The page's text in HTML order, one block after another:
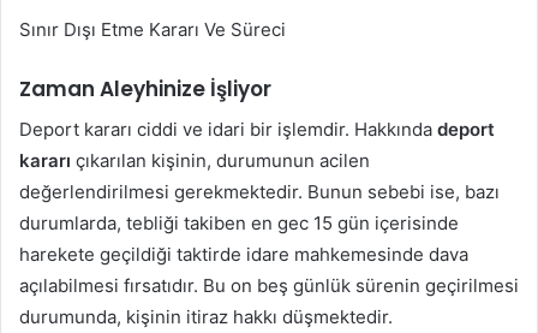
Sınır Dışı Etme Kararı Ve Süreci
Zaman Aleyhinize İşliyor
Deport kararı ciddi ve idari bir işlemdir. Hakkında deport
kararı çıkarılan kişinin, durumunun acilen
değerlendirilmesi gerekmektedir. Bunun sebebi ise, bazı
durumlarda, tebliği takiben en gec 15 gün içerisinde
harekete geçildiği taktirde idare mahkemesinde dava
açılabilmesi fırsatıdır. Bu on beş günlük sürenin geçirilmesi
durumunda, kişinin itiraz hakkı düşmektedir.